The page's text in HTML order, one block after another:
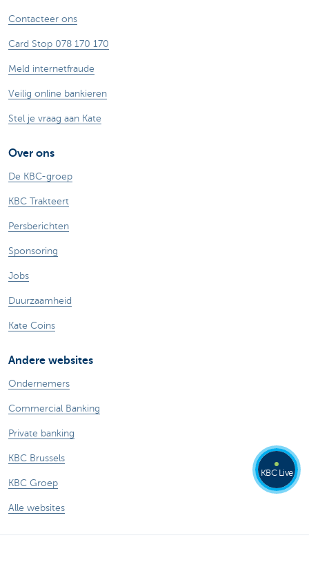
Contacteer ons
Card Stop 078 170 170
Meld internetfraude
Veilig online bankieren
Stel je vraag aan Kate
Over ons
De KBC-groep
KBC Trakteert
Persberichten
Sponsoring
Jobs
Duurzaamheid
Kate Coins
Andere websites
Ondernemers
Commercial Banking
Private banking
KBC Brussels
KBC Groep
Alle websites
KBC Live